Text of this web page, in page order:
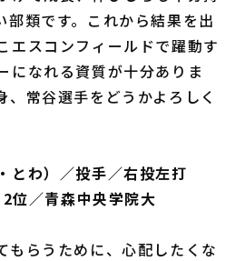
部類です。これから結果を出
エスコンフィールドで躍動す
になれる資質が十分ありま
、常谷選手をどうかよろしく
とわ）／投手／右投左打
位／青森中央学院大
もらうために、心配したくな